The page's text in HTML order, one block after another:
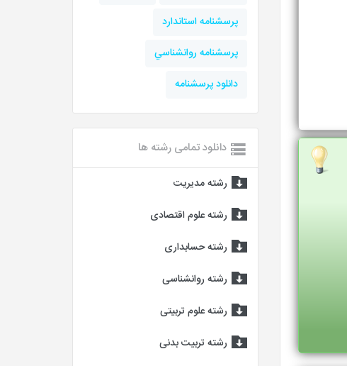
پرسشنامه استاندارد
پرسشنامه روانشناسي
دانلود پرسشنامه
دانلود تمامی رشته ها
رشته مدیریت
رشته علوم اقتصادی
رشته حسابداری
رشته روانشناسی
رشته علوم تربیتی
رشته تربیت بدنی